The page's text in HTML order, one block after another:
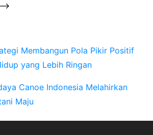
Membangun Pola Pikir Positif
yang Lebih Ringan
Canoe Indonesia Melahirkan
Maju